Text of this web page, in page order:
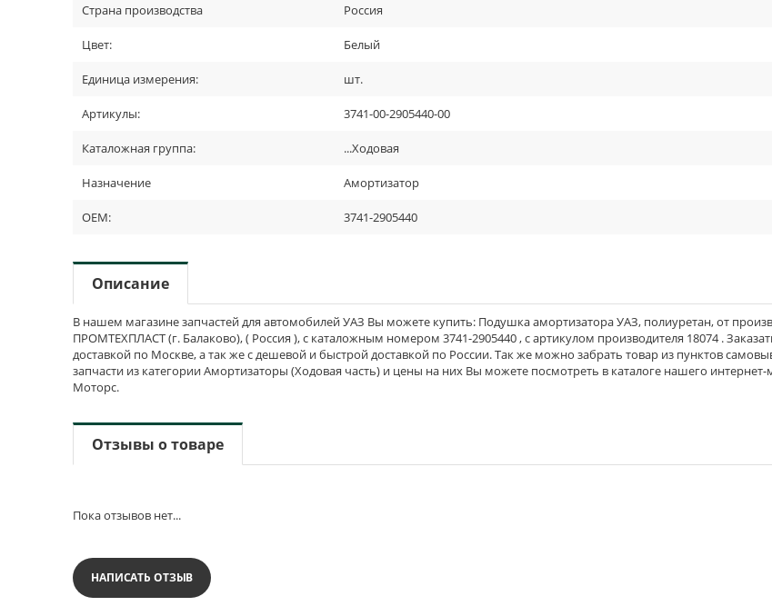
Страна производства Россия
Цвет: Белый
Единица измерения: шт.
Артикулы: 3741-00-2905440-00
Каталожная группа: ...Ходовая
Назначение Амортизатор
OEM: 3741-2905440
Описание
В нашем магазине запчастей для автомобилей УАЗ Вы можете купить: Подушка амортизатора УАЗ, полиуретан, от
ПРОМТЕХПЛАСТ (г. Балаково), ( Россия ), с каталожным номером 3741-2905440 , с артикулом производителя 18074 .
доставкой по Москве, а так же с дешевой и быстрой доставкой по России. Так же можно забрать товар из пунктов
запчасти из категории Амортизаторы (Ходовая часть) и цены на них Вы можете посмотреть в каталоге нашего интернет-
Моторс.
Отзывы о товаре
Пока отзывов нет...
НАПИСАТЬ ОТЗЫВ